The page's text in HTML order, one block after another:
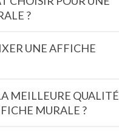
?
UNE AFFICHE
MEILLEURE QUALITÉ
MURALE ?